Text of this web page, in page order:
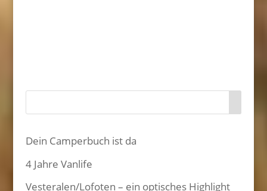
Dein Camperbuch ist da
4 Jahre Vanlife
Vesteralen/Lofoten – ein optisches Highlight